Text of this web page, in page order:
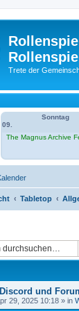
Rollenspiel
Trete der
VH)
Sonntag
09.
The Magnus Archive
Tabletop
und
29, 2025 10:18 » in